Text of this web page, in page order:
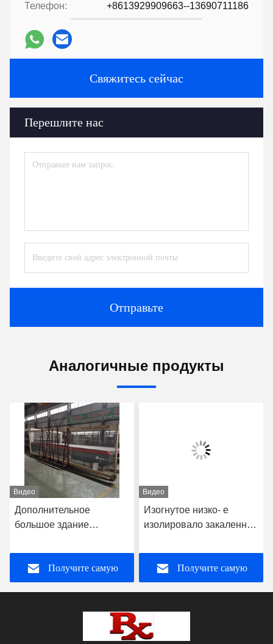
Телефон: +8613929909663--13690711186
Свяжитесь сейчас
Перешлите нас
Отправьте
Аналогичные продукты
Видео
Дополнительное
большое здание
стеклянное Lamianted
огораживает толщину
8mm
Получите самую
Видео
Изогнутое низко- е
изолировало закаленное
витрины и
замораживателя
Получите самую